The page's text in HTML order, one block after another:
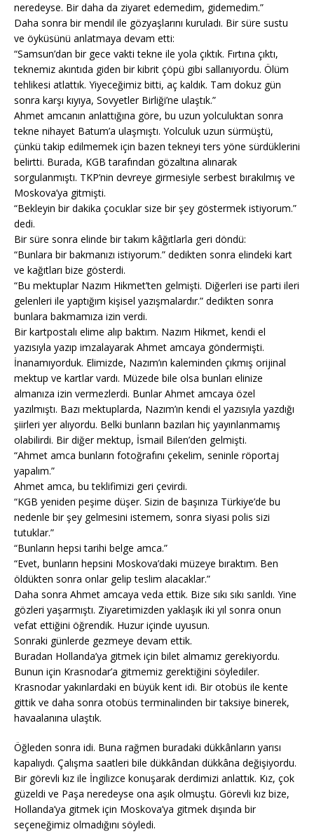
neredeyse. Bir daha da ziyaret edemedim, gidemedim.”
Daha sonra bir mendil ile gözyaşlarını kuruladı. Bir süre sustu
ve öyküsünü anlatmaya devam etti:
“Samsun’dan bir gece vakti tekne ile yola çıktık. Fırtına çıktı,
teknemiz akıntıda giden bir kibrit çöpü gibi sallanıyordu. Ölüm
tehlikesi atlattık. Yiyeceğimiz bitti, aç kaldık. Tam dokuz gün
sonra karşı kıyıya, Sovyetler Birliği’ne ulaştık.”
Ahmet amcanın anlattığına göre, bu uzun yolculuktan sonra
tekne nihayet Batum’a ulaşmıştı. Yolculuk uzun sürmüştü,
çünkü takip edilmemek için bazen tekneyi ters yöne sürdüklerini
belirtti. Burada, KGB tarafından gözaltına alınarak
sorgulanmıştı. TKP’nin devreye girmesiyle serbest bırakılmış ve
Moskova’ya gitmişti.
“Bekleyin bir dakika çocuklar size bir şey göstermek istiyorum.”
dedi.
Bir süre sonra elinde bir takım kâğıtlarla geri döndü:
“Bunlara bir bakmanızı istiyorum.” dedikten sonra elindeki kart
ve kağıtları bize gösterdi.
“Bu mektuplar Nazım Hikmet’ten gelmişti. Diğerleri ise parti ileri
gelenleri ile yaptığım kişisel yazışmalardır.” dedikten sonra
bunlara bakmamıza izin verdi.
Bir kartpostalı elime alıp baktım. Nazım Hikmet, kendi el
yazısıyla yazıp imzalayarak Ahmet amcaya göndermişti.
İnanamıyorduk. Elimizde, Nazım’ın kaleminden çıkmış orijinal
mektup ve kartlar vardı. Müzede bile olsa bunları elinize
almanıza izin vermezlerdi. Bunlar Ahmet amcaya özel
yazılmıştı. Bazı mektuplarda, Nazım’ın kendi el yazısıyla yazdığı
şiirleri yer alıyordu. Belki bunların bazıları hiç yayınlanmamış
olabilirdi. Bir diğer mektup, İsmail Bilen’den gelmişti.
“Ahmet amca bunların fotoğrafını çekelim, seninle röportaj
yapalım.”
Ahmet amca, bu teklifimizi geri çevirdi.
“KGB yeniden peşime düşer. Sizin de başınıza Türkiye’de bu
nedenle bir şey gelmesini istemem, sonra siyasi polis sizi
tutuklar.”
“Bunların hepsi tarihi belge amca.”
“Evet, bunların hepsini Moskova’daki müzeye bıraktım. Ben
öldükten sonra onlar gelip teslim alacaklar.”
Daha sonra Ahmet amcaya veda ettik. Bize sıkı sıkı sarıldı. Yine
gözleri yaşarmıştı. Ziyaretimizden yaklaşık iki yıl sonra onun
vefat ettiğini öğrendik. Huzur içinde uyusun.
Sonraki günlerde gezmeye devam ettik.
Buradan Hollanda’ya gitmek için bilet almamız gerekiyordu.
Bunun için Krasnodar’a gitmemiz gerektiğini söylediler.
Krasnodar yakınlardaki en büyük kent idi. Bir otobüs ile kente
gittik ve daha sonra otobüs terminalinden bir taksiye binerek,
havaalanına ulaştık.
Öğleden sonra idi. Buna rağmen buradaki dükkânların yarısı
kapalıydı. Çalışma saatleri bile dükkândan dükkâna değişiyordu.
Bir görevli kız ile İngilizce konuşarak derdimizi anlattık. Kız, çok
güzeldi ve Paşa neredeyse ona aşık olmuştu. Görevli kız bize,
Hollanda’ya gitmek için Moskova’ya gitmek dışında bir
seçeneğimiz olmadığını söyledi.